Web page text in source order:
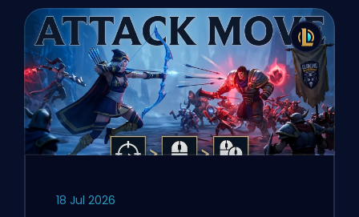
18 Jul 2026